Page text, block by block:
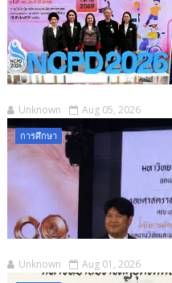
Unknown Aug 05, 2026
การศึกษา
Unknown Aug 01, 2026